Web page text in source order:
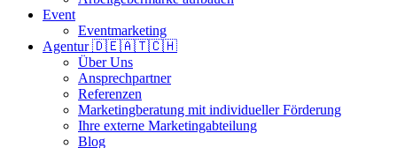
Event
Eventmarketing
Agentur 🇩🇪🇦🇹🇨🇭
Über Uns
Ansprechpartner
Referenzen
Marketingberatung mit individueller Förderung
Ihre externe Marketingabteilung
Blog